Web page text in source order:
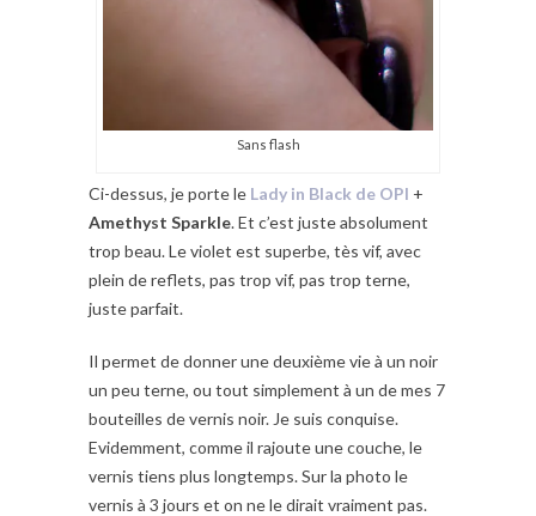
Sans flash
Ci-dessus, je porte le Lady in Black de OPI +
Amethyst Sparkle. Et c’est juste absolument
trop beau. Le violet est superbe, tès vif, avec
plein de reflets, pas trop vif, pas trop terne,
juste parfait.
Il permet de donner une deuxième vie à un noir
un peu terne, ou tout simplement à un de mes 7
bouteilles de vernis noir. Je suis conquise.
Evidemment, comme il rajoute une couche, le
vernis tiens plus longtemps. Sur la photo le
vernis à 3 jours et on ne le dirait vraiment pas.